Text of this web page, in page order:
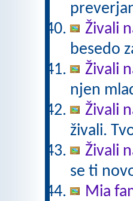
Živali
besedo
Živali
njen
Živali
živali.
Živali
se ti
Mia